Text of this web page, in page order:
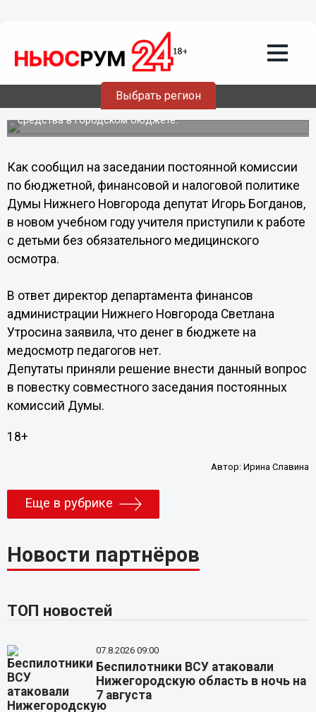
Выбрать регион
11.09.201314:15
Нижегородские педагоги приступили к
работе без обязательного медосмотра
На проведение медосмотра педагогов отсутствуют
средства в городском бюджете.
Как сообщил на заседании постоянной комиссии
по бюджетной, финансовой и налоговой политике
Думы Нижнего Новгорода депутат Игорь Богданов,
в новом учебном году учителя приступили к работе
с детьми без обязательного медицинского
осмотра.
В ответ директор департамента финансов
администрации Нижнего Новгорода Светлана
Утросина заявила, что денег в бюджете на
медосмотр педагогов нет.
Депутаты приняли решение внести данный вопрос
в повестку совместного заседания постоянных
комиссий Думы.
18+
Автор:Ирина Славина
Еще в рубрике
Новости партнёров
ТОП новостей
07.8.2026 09:00
Беспилотники ВСУ атаковали
Нижегородскую область в ночь на
7 августа